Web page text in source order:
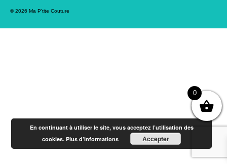
© 2026 Ma P'tite Couture
0
En continuant à utiliser le site, vous acceptez l’utilisation des
cookies.Plus d’informations Accepter